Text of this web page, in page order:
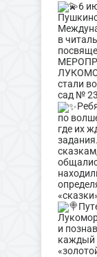
6
в
стали
сад №
по
где их
и
каждый